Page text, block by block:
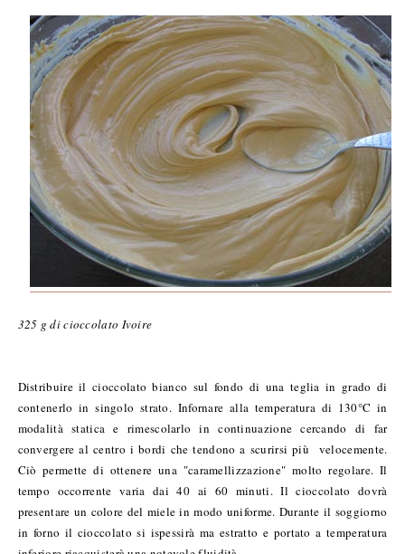
325 g di cioccolato Ivoire
Distribuire il cioccolato bianco sul fondo di una teglia in grado di
contenerlo in singolo strato. Infornare alla temperatura di 130°C in
modalità statica e rimescolarlo in continuazione cercando di far
convergere al centro i bordi che tendono a scurirsi più velocemente.
Ciò permette di ottenere una "caramellizzazione" molto regolare. Il
tempo occorrente varia dai 40 ai 60 minuti. Il cioccolato dovrà
presentare un colore del miele in modo uniforme. Durante il soggiorno
in forno il cioccolato si ispessirà ma estratto e portato a temperatura